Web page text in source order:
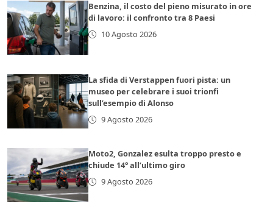
Benzina, il costo del pieno misurato in ore
di lavoro: il confronto tra 8 Paesi
10 Agosto 2026
La sfida di Verstappen fuori pista: un
museo per celebrare i suoi trionfi
sull’esempio di Alonso
9 Agosto 2026
Moto2, Gonzalez esulta troppo presto e
chiude 14° all’ultimo giro
9 Agosto 2026